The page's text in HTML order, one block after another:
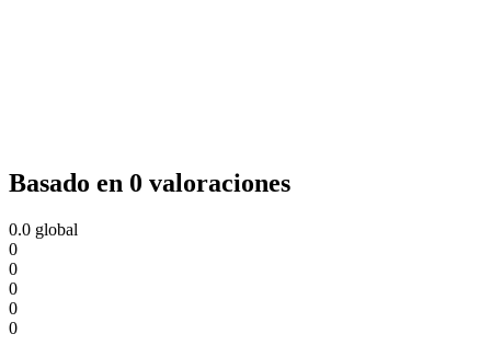
Basado en 0 valoraciones
0.0 global
0
0
0
0
0